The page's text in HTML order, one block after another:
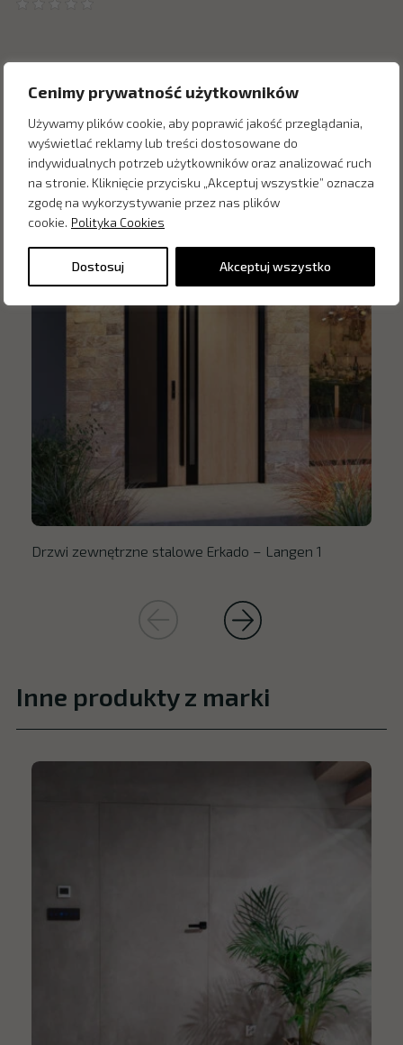
Cenimy prywatność użytkowników
Używamy plików cookie, aby poprawić jakość przeglądania,
wyświetlać reklamy lub treści dostosowane do
indywidualnych potrzeb użytkowników oraz analizować ruch
na stronie. Kliknięcie przycisku „Akceptuj wszystkie” oznacza
zgodę na wykorzystywanie przez nas plików
cookie. Polityka Cookies
Dostosuj Akceptuj wszystko
Inne produkty z kategorii
Drzwi zewnętrzne stalowe Erkado – Langen 1
Inne produkty z marki